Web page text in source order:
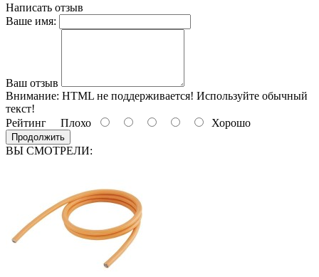
Написать отзыв
Ваше имя:
Ваш отзыв
Внимание: HTML не поддерживается! Используйте обычный
текст!
Рейтинг Плохо Хорошо
Продолжить
ВЫ СМОТРЕЛИ: